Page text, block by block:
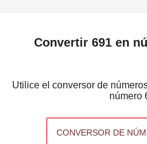
Convertir 691 en
Utilice el conversor de
número
CONVERSOR DE